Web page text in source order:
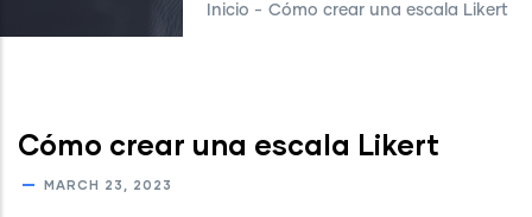
Inicio - Cómo crear una escala Likert
Cómo crear una escala Likert
MARCH 23, 2023